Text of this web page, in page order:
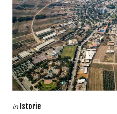
Categories
Posted
in Istorie